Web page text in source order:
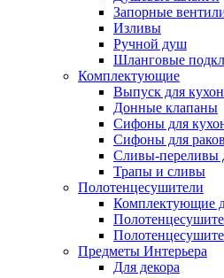
Запорные
Изливы
Ручной душ
Шланговые
Комплектующие
Выпуск для
Донные клапаны
Сифоны для
Сифоны для
Сливы-переливы
Трапы и сливы
Полотенцесушители
Комплектующие
Предметы Интерьера
Для декора